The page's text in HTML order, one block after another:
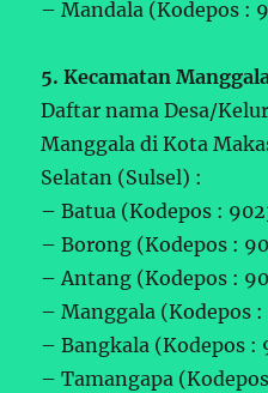
– Mandala (Kodepos :
5. Kecamatan
Daftar nama Desa/
Manggala di Kota
Selatan (Sulsel) :
– Batua (Kodepos :
– Borong (Kodepos :
– Antang (Kodepos :
– Manggala (Kodepos
– Bangkala (Kodepos :
– Tamangapa